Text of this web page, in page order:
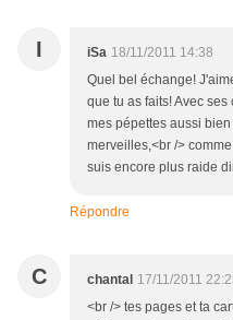
I iSa 18/11/2011 14:38
Quel bel échange!
que tu as faits! Avec
mes pépettes aussi
merveilles,<br />
suis encore plus raide
Répondre
C chantal 17/11/2011
<br /> tes pages et ta